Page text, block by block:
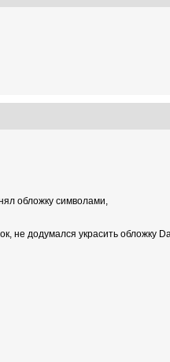
обложку символами,
не додумался украсить